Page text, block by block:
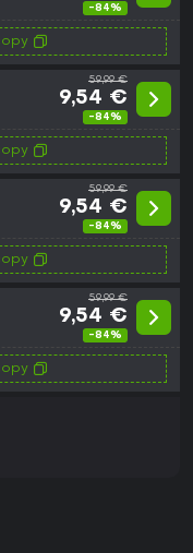
-84%
59,99 €
9,54 €
-84%
59,99 €
9,54 €
-84%
59,99 €
9,54 €
-84%